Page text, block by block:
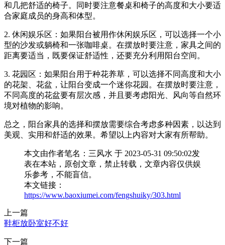
和几把舒适的椅子。同时要注意餐桌和椅子的高度和大小要适
合家庭成员的身高和体型。
2. 休闲娱乐区：如果阳台被用作休闲娱乐区，可以选择一个小
型的沙发或躺椅和一张咖啡桌。在摆放时要注意，家具之间的
距离要适当，既要保证舒适性，还要充分利用阳台空间。
3. 花园区：如果阳台用于种花养草，可以选择不同高度和大小
的花架、花盆，让阳台变成一个迷你花园。在摆放时要注意，
不同高度的花盆要有层次感，并且要考虑阳光、风向等自然环
境对植物的影响。
总之，阳台家具的选择和摆放需要综合考虑多种因素，以达到
美观、实用和舒适的效果。希望以上内容对大家有所帮助。
本文由作者笔名：三风水 于 2023-05-31 09:50:02发
表在本站，原创文章，禁止转载，文章内容仅供娱
乐参考，不能盲信。
本文链接：
https://www.baoxiumei.com/fengshuiky/303.html
上一篇
鞋柜放卧室好不好
下一篇